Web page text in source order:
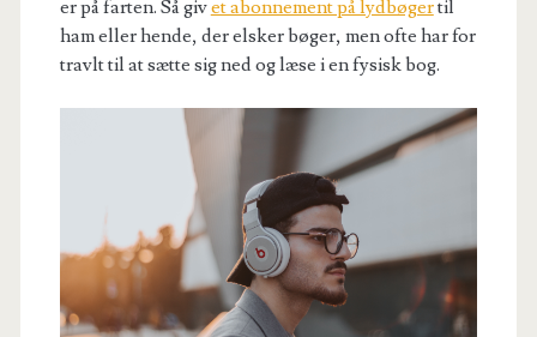
er på farten. Så givet abonnement på lydbøgertil
ham eller hende, der elsker bøger, men ofte har for
travlt til at sætte sig ned og læse i en fysisk bog.